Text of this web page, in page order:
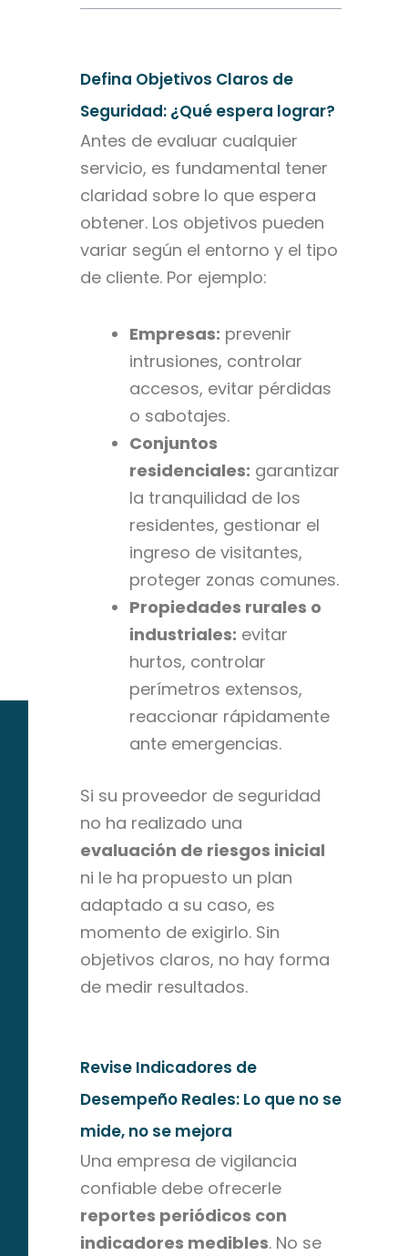
Defina Objetivos Claros de
Seguridad: ¿Qué espera lograr?
Antes de evaluar cualquier
servicio, es fundamental tener
claridad sobre lo que espera
obtener. Los objetivos pueden
variar según el entorno y el tipo
de cliente. Por ejemplo:
Empresas: prevenir
intrusiones, controlar
accesos, evitar pérdidas
o sabotajes.
Conjuntos
residenciales: garantizar
la tranquilidad de los
residentes, gestionar el
ingreso de visitantes,
proteger zonas comunes.
Propiedades rurales o
industriales: evitar
hurtos, controlar
perímetros extensos,
reaccionar rápidamente
ante emergencias.
Si su proveedor de seguridad
no ha realizado una
evaluación de riesgos inicial
ni le ha propuesto un plan
adaptado a su caso, es
momento de exigirlo. Sin
objetivos claros, no hay forma
de medir resultados.
Revise Indicadores de
Desempeño Reales: Lo que no se
mide, no se mejora
Una empresa de vigilancia
confiable debe ofrecerle
reportes periódicos con
indicadores medibles. No se